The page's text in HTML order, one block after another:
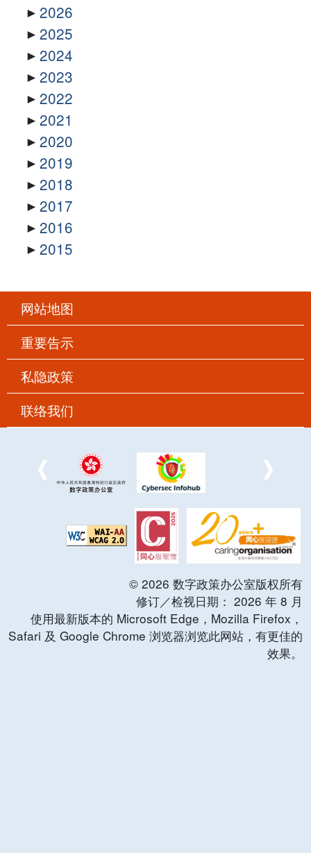
2026
2025
2024
2023
2022
2021
2020
2019
2018
2017
2016
2015
网站地图
重要告示
私隐政策
联络我们
© 2026 数字政策办公室版权所有
修订／检视日期： 2026 年 8 月
使用最新版本的 Microsoft Edge，Mozilla Firefox，
Safari 及 Google Chrome 浏览器浏览此网站，有更佳的
效果。